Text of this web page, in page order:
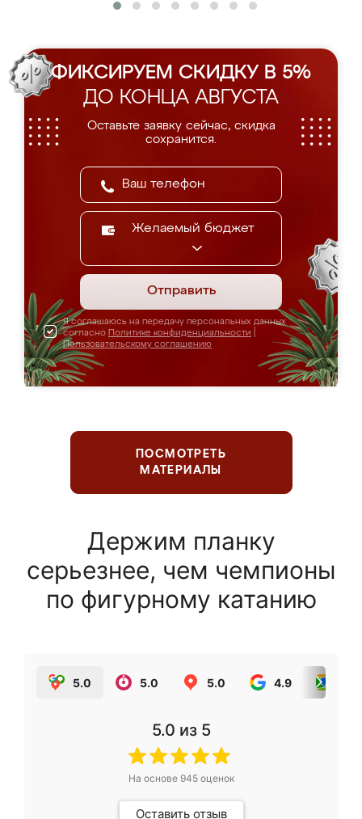
ФИКСИРУЕМ СКИДКУ В 5%
ДО КОНЦА АВГУСТА
Оставьте заявку сейчас, скидка
сохранится.
Желаемый бюджет
Отправить
Я соглашаюсь на передачу персональных данных
согласно Политике конфиденциальности
Пользовательскому соглашению
ПОСМОТРЕТЬ
МАТЕРИАЛЫ
Держим планку
серьезнее, чем чемпионы
по фигурному катанию
5.0 5.0 5.0 4.9
5.0 из 5
На основе 945оценок
Оставить отзыв